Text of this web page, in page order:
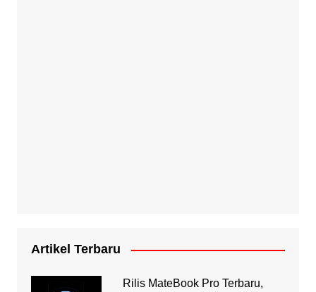
Artikel Terbaru
Rilis MateBook Pro Terbaru,